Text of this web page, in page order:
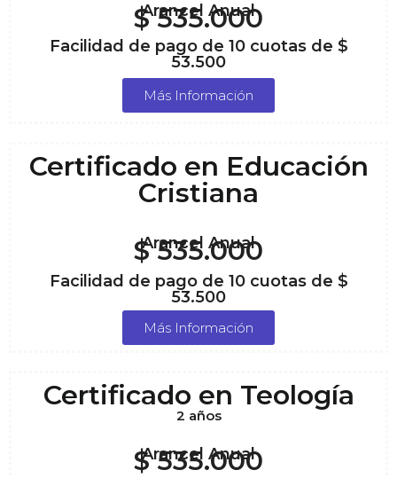
Arancel Anual
$ 535.000
Facilidad de pago de 10 cuotas de $
53.500
Más Información
Certificado en Educación
Cristiana
Arancel Anual
$ 535.000
Facilidad de pago de 10 cuotas de $
53.500
Más Información
Certificado en Teología
2 años
Arancel Anual
$ 535.000